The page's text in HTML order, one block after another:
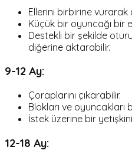
Ellerini birbirine vurarak
Küçük bir oyuncağı bir
Destekli bir şekilde
diğerine aktarabilir.
9-12 Ay:
Çoraplarını çıkarabilir.
Blokları ve oyuncakları
İstek üzerine bir
12-18 Ay: